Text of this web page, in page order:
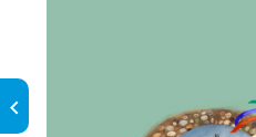
keyboard_arrow_left